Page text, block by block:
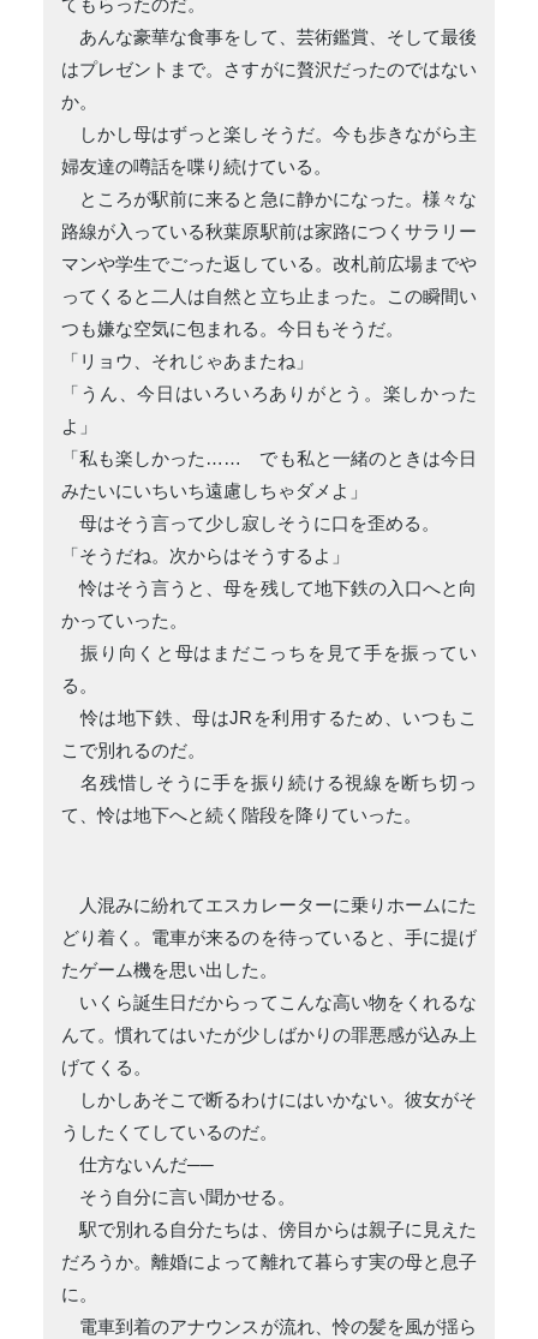
あんな豪華な食事をして、芸術鑑賞、そして最後
はプレゼントまで。さすがに贅沢だったのではない
か。
しかし母はずっと楽しそうだ。今も歩きながら主
婦友達の噂話を喋り続けている。
ところが駅前に来ると急に静かになった。様々な
路線が入っている秋葉原駅前は家路につくサラリー
マンや学生でごった返している。改札前広場までや
ってくると二人は自然と立ち止まった。この瞬間い
つも嫌な空気に包まれる。今日もそうだ。
「リョウ、それじゃあまたね」
「うん、今日はいろいろありがとう。楽しかった
よ」
「私も楽しかった…… でも私と一緒のときは今日
みたいにいちいち遠慮しちゃダメよ」
母はそう言って少し寂しそうに口を歪める。
「そうだね。次からはそうするよ」
怜はそう言うと、母を残して地下鉄の入口へと向
かっていった。
振り向くと母はまだこっちを見て手を振ってい
る。
怜は地下鉄、母はJRを利用するため、いつもこ
こで別れるのだ。
名残惜しそうに手を振り続ける視線を断ち切っ
て、怜は地下へと続く階段を降りていった。
人混みに紛れてエスカレーターに乗りホームにた
どり着く。電車が来るのを待っていると、手に提げ
たゲーム機を思い出した。
いくら誕生日だからってこんな高い物をくれるな
んて。慣れてはいたが少しばかりの罪悪感が込み上
げてくる。
しかしあそこで断るわけにはいかない。彼女がそ
うしたくてしているのだ。
仕方ないんだ──
そう自分に言い聞かせる。
駅で別れる自分たちは、傍目からは親子に見えた
だろうか。離婚によって離れて暮らす実の母と息子
に。
電車到着のアナウンスが流れ、怜の髪を風が揺ら